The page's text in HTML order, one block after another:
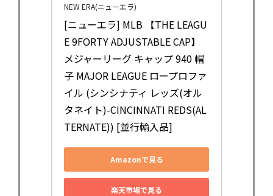
NEW ERA(ニューエラ)
[ニューエラ] MLB 【THE LEAGU
E 9FORTY ADJUSTABLE CAP】
メジャーリーグ キャップ 940 帽
子 MAJOR LEAGUE ロープロファ
イル (シンシナティ レッズ(オル
タネイト)-CINCINNATI REDS(AL
TERNATE)) [並行輸入品]
Amazonで見る
楽天市場で見る